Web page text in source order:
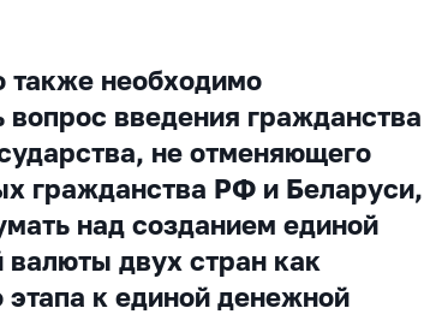
также необходимо
вопрос введения гражданства
не отменяющего
гражданства РФ и Беларуси,
над созданием единой
валюты двух стран как
этапа к единой денежной